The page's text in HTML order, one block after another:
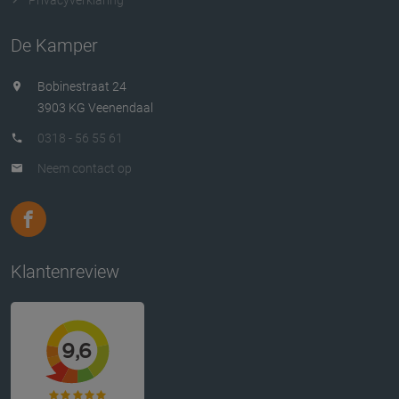
De Kamper
Bobinestraat 24
3903 KG Veenendaal
0318 - 56 55 61
Neem contact op
Klantenreview